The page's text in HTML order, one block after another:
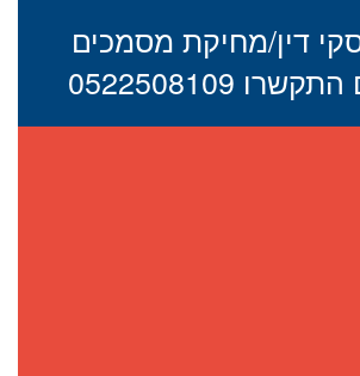
דין/מחיקת מסמכים
0522508109